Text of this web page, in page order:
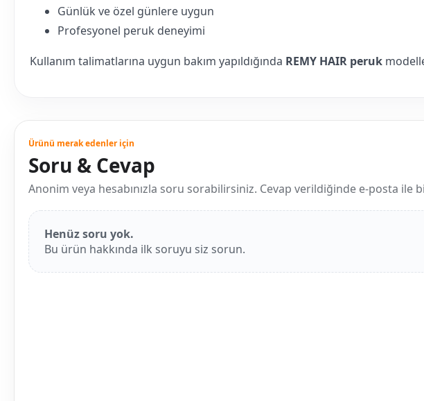
Günlük ve özel günlere uygun
Profesyonel peruk deneyimi
Kullanım talimatlarına uygun bakım yapıldığında REMY HAIR peruk
Ürünü merak edenler için
Soru & Cevap
Anonim veya hesabınızla soru sorabilirsiniz. Cevap verildiğinde e-posta ile
Henüz soru yok.
Bu ürün hakkında ilk soruyu siz sorun.